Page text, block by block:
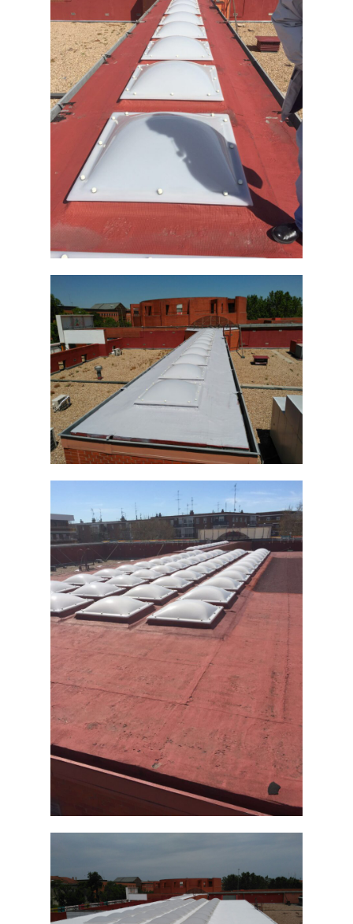
Systemy
COOL-R
coating
COOL-R Durable
Baza wiedzy
O nas
Artykuły
Kontakt